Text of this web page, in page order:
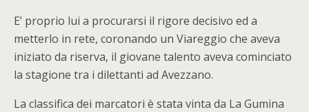
E’ proprio lui a procurarsi il rigore decisivo ed a
metterlo in rete, coronando un Viareggio che aveva
iniziato da riserva, il giovane talento aveva cominciato
la stagione tra i dilettanti ad Avezzano.
La classifica dei marcatori è stata vinta da La Gumina